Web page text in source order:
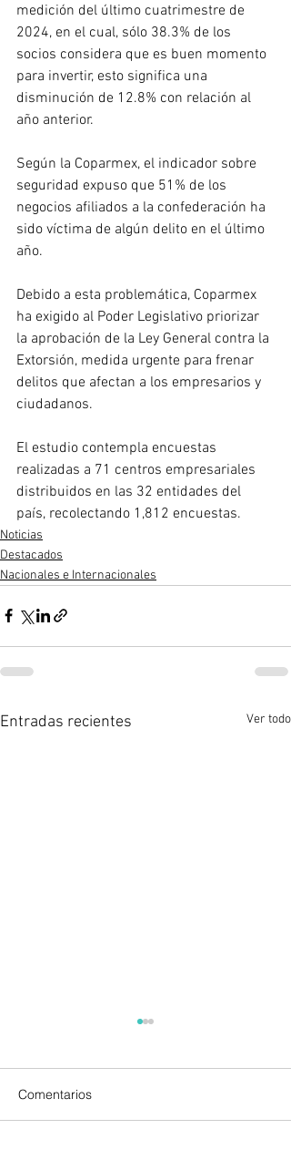
medición del último cuatrimestre de
2024, en el cual, sólo 38.3% de los
socios considera que es buen momento
para invertir, esto significa una
disminución de 12.8% con relación al
año anterior.
Según la Coparmex, el indicador sobre
seguridad expuso que 51% de los
negocios afiliados a la confederación ha
sido víctima de algún delito en el último
año.
Debido a esta problemática, Coparmex
ha exigido al Poder Legislativo priorizar
la aprobación de la Ley General contra la
Extorsión, medida urgente para frenar
delitos que afectan a los empresarios y
ciudadanos.
El estudio contempla encuestas
realizadas a 71 centros empresariales
distribuidos en las 32 entidades del
país, recolectando 1,812 encuestas.
Noticias
Destacados
Nacionales e Internacionales
Entradas recientes Ver todo
Comentarios